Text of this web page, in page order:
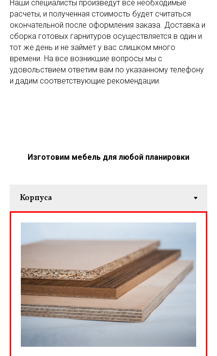
Наши специалисты произведут все необходимые
расчеты, и полученная стоимость будет считаться
окончательной после оформления заказа. Доставка и
сборка готовых гарнитуров осуществляется в один и
тот же день и не займет у вас слишком много
времени. На все возникшие вопросы мы с
удовольствием ответим вам по указанному телефону
и дадим соответствующие рекомендации.
Изготовим мебель для любой планировки